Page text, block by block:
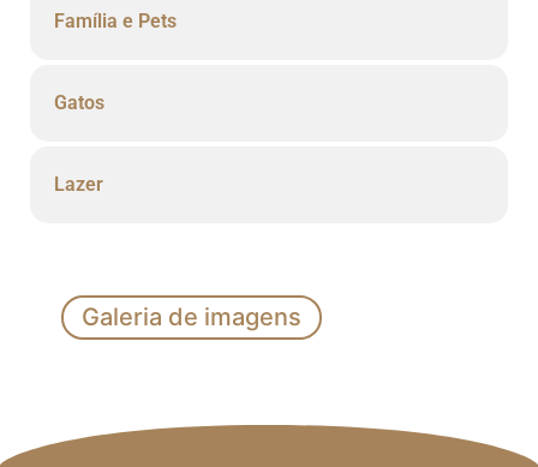
Família e Pets
Gatos
Lazer
Galeria de imagens